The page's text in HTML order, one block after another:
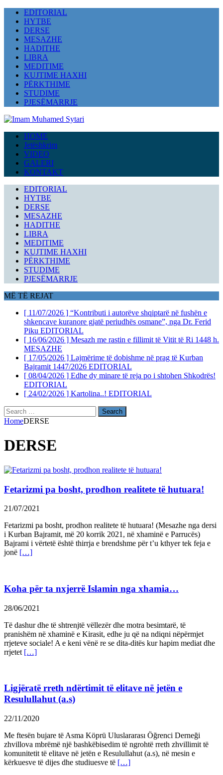
EDITORIAL
HYTBE
DERSE
MESAZHE
HADITHE
LIBRA
MEDITIME
KUJTIME HAXHI
PËRKTHIME
STUDIME
PJESËMARRJE
HOME
Jetëshkrim
VIDEO
GALERI
KONTAKT
EDITORIAL
HYTBE
DERSE
MESAZHE
HADITHE
LIBRA
MEDITIME
KUJTIME HAXHI
PËRKTHIME
STUDIME
PJESËMARRJE
MË TË REJAT
[ 11/07/2026 ] “Kontributi i autorëve shqiptarë në fushën e
shkencave kuranore gjatë periudhës osmane”, nga Dr. Ferid
Piku EDITORIAL
[ 16/06/2026 ] Mesazh me rastin e fillimit të Vitit të Ri 1448 h.
MESAZHE
[ 17/05/2026 ] Lajmërime të dobishme në prag të Kurban
Bajramit 1447/2026 EDITORIAL
[ 08/04/2026 ] Edhe dy minare të reja po i shtohen Shkodrës!
EDITORIAL
[ 24/02/2026 ] Kartolina..! EDITORIAL
Search
for:
HomeDERSE
DERSE
Fetarizmi pa bosht, prodhon realitete të hutuara!
21/07/2021
Fetarizmi pa bosht, prodhon realitete të hutuara! (Mesazhe nga dersi
i Kurban Bajramit, më 20 korrik 2021, në xhaminë e Parrucës)
Bajrami i vërtetë është thirrja e brendshme për t’u kthyer tek feja e
jonë […]
Koha për ta nxjerrë Islamin nga xhamia…
28/06/2021
Të dashur dhe të shtrenjtë vëllezër dhe motra besimtarë, të
pranishëm në xhaminë e Kirasit, edhe ju që na ndiqni nëpërmjet
rrjeteve sociale! A e keni vënë re se dita-ditës kur hapim mediat dhe
rrjetet […]
Ligjëratë rreth ndërtimit të elitave në jetën e
Resulullahut (a.s)
22/11/2020
Me ftesën bujare të Asma Köprü Uluslararası Öğrenci Derneği
zhvillova mbrëmë një bashkëbisedim të ngrohtë rreth zhvillimit të
komunitetit të elitave në jetën e Resulullahut (a.s), në mesin e
kërkuesve të dijes dhe studiuesve të […]